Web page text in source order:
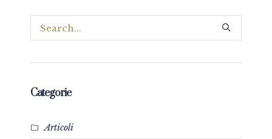
Categorie
Articoli